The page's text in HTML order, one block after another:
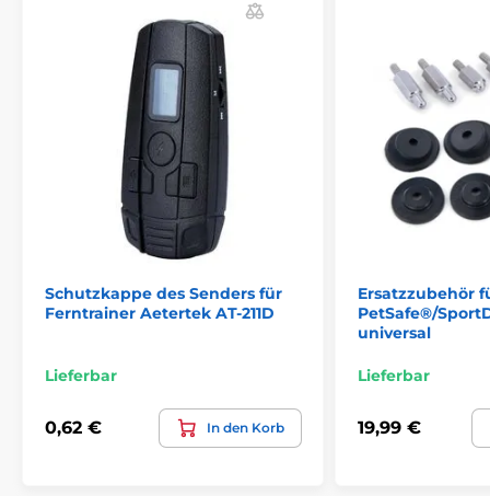
Schutzkappe des Senders für
Ferntrainer Aetertek AT-211D
Lieferbar
0,62 € In den Korb
Ersatzzubehör
PetSafe®/
universal
Lieferbar
19,99 €